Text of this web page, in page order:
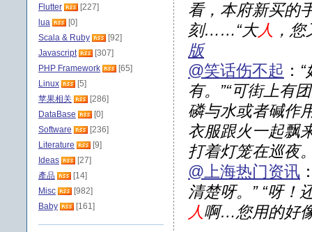
看，本府新买的
刻……“大人 ，
版
@笑话伤不起 ：
有。”“可街上有
磷与水或者碱作
衣服跟火一起飘
打着灯笼在巡夜
@上海热门资讯
清楚呀。” “呀
人 啊…您用的好
Flutter
[227]
lua
[0]
Scala & Ruby
[92]
Javascript
[307]
PHP Framework
[65]
Linux
[5]
苹果相关
[286]
DataBase
[0]
Software
[236]
Literature
[9]
Ideas
[27]
產品
[14]
Misc
[982]
Baby
[161]